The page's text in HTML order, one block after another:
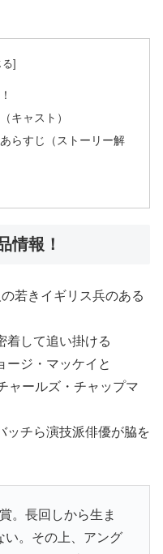
キャスト）
らすじ（ストーリー解
情報！
若きイギリス兵のある
着して追い掛ける
ージ・マッケイと
ャールズ・チャップマ
ッチら演技派俳優が脇を
。長回しから生ま
い。その上、アング